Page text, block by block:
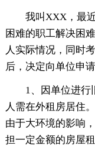
我叫XXX，最
困难的职工解决困
人实际情况，同时
后，决定向单位申
1、因单位进行
人需在外租房居住
由于大环境的影响
担一定金额的房屋租